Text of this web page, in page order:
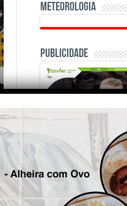
Meteorologia
Publicidade
OPINIÃO E CRÓNICAS